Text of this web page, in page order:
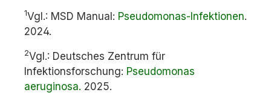
1Vgl.: MSD Manual: Pseudomonas-Infektionen.
2024.
2Vgl.: Deutsches Zentrum für
Infektionsforschung: Pseudomonas
aeruginosa. 2025.